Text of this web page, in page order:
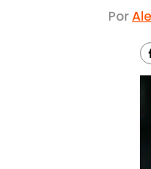
Por